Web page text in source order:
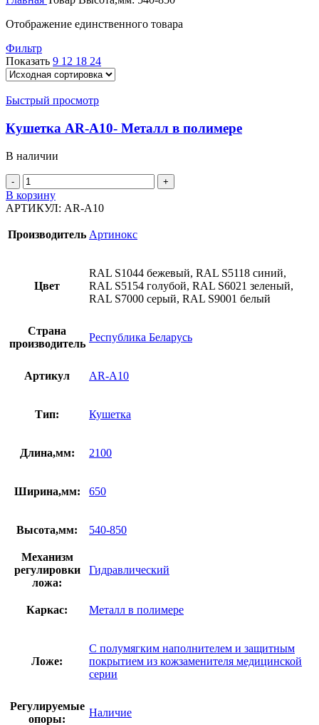
Отображение единственного товара
Фильтр
Показать 9 12 18 24
Быстрый просмотр
Кушетка AR-A10- Металл в полимере
В наличии
В корзину
АРТИКУЛ: AR-A10
Производитель Артинокс
Цвет
RAL S1044 бежевый, RAL S5118 синий,
RAL S5154 голубой, RAL S6021 зеленый,
RAL S7000 серый, RAL S9001 белый
Страна
производитель
Республика Беларусь
Артикул AR-A10
Тип: Кушетка
Длина,мм: 2100
Ширина,мм: 650
Высота,мм: 540-850
Механизм
регулировки
ложа:
Гидравлический
Каркас: Металл в полимере
Ложе:
С полумягким наполнителем и защитным
покрытием из кожзаменителя медицинской
серии
Регулируемые
опоры:
Наличие